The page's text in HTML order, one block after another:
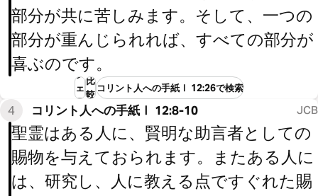
部分が共に苦しみます。そして、一つの
部分が重んじられれば、すべての部分が
喜ぶのです。
シ
ェ
ア
比
較
コリント人への手紙Ⅰ 12:26で検索
4 コリント人への手紙Ⅰ 12:8-10 JCB
聖霊はある人に、賢明な助言者としての
賜物を与えておられます。またある人に
は、研究し、人に教える点ですぐれた賜